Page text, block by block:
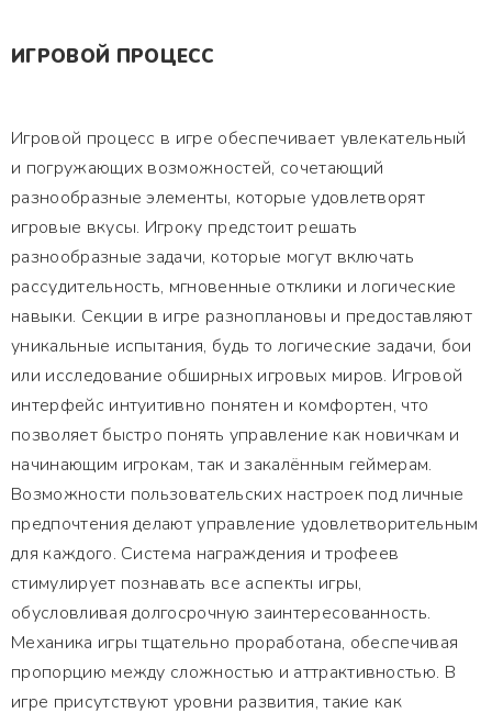
ИГРОВОЙ ПРОЦЕСС
Игровой процесс в игре обеспечивает увлекательный
и погружающих возможностей, сочетающий
разнообразные элементы, которые удовлетворят
игровые вкусы. Игроку предстоит решать
разнообразные задачи, которые могут включать
рассудительность, мгновенные отклики и логические
навыки. Секции в игре разноплановы и предоставляют
уникальные испытания, будь то логические задачи, бои
или исследование обширных игровых миров. Игровой
интерфейс интуитивно понятен и комфортен, что
позволяет быстро понять управление как новичкам и
начинающим игрокам, так и закалённым геймерам.
Возможности пользовательских настроек под личные
предпочтения делают управление удовлетворительным
для каждого. Система награждения и трофеев
стимулирует познавать все аспекты игры,
обусловливая долгосрочную заинтересованность.
Механика игры тщательно проработана, обеспечивая
пропорцию между сложностью и аттрактивностью. В
игре присутствуют уровни развития, такие как